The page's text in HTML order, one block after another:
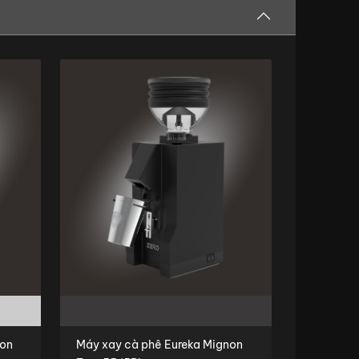
Máy xay cà phê Eureka Mignon